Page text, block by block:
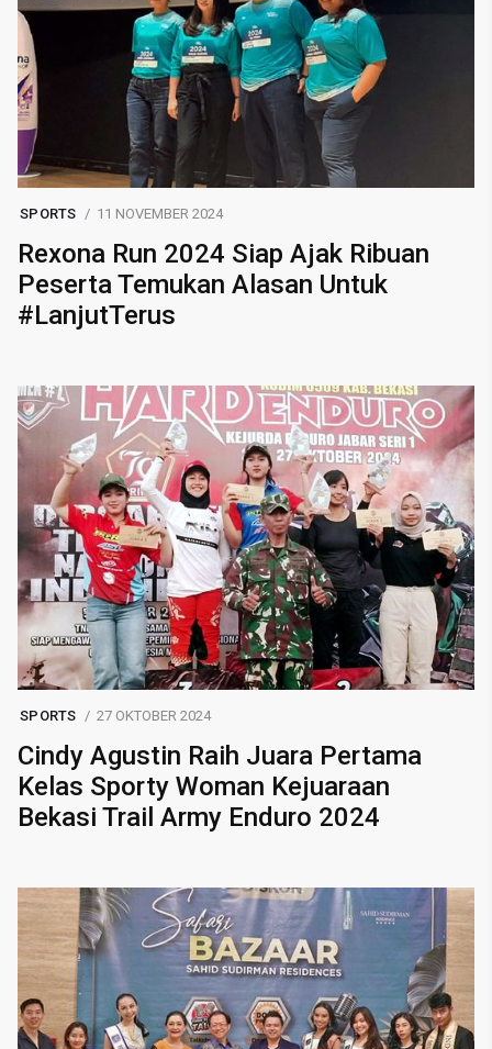
SPORTS 11 NOVEMBER 2024
Rexona Run 2024 Siap Ajak Ribuan
Peserta Temukan Alasan Untuk
#LanjutTerus
SPORTS 27 OKTOBER 2024
Cindy Agustin Raih Juara Pertama
Kelas Sporty Woman Kejuaraan
Bekasi Trail Army Enduro 2024